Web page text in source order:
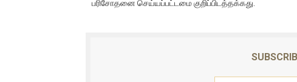
பரிசோதனை செய்யப்பட்டமை குறிப்பிடத்தக்கது.